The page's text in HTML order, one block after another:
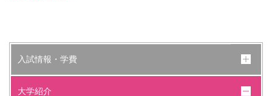
入試情報・学費
大学紹介